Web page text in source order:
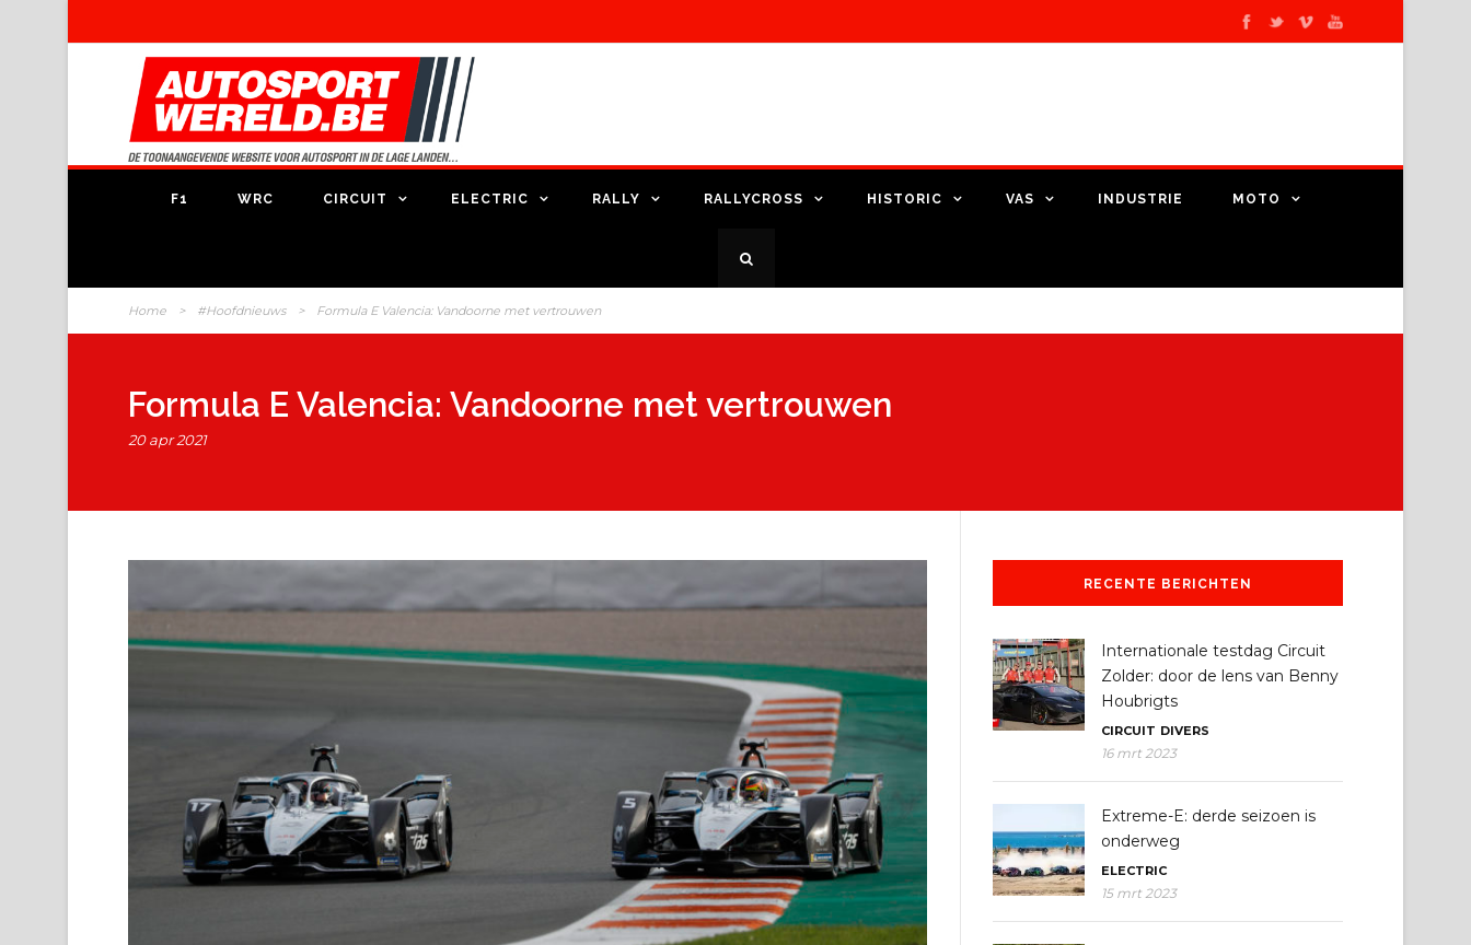
F1 WRC CIRCUIT ELECTRIC RALLY RALLYCROSS HISTORIC VAS INDUSTRIE MOTO
Home > #Hoofdnieuws > Formula E Valencia: Vandoorne met vertrouwen
Formula E Valencia: Vandoorne met vertrouwen
20 apr 2021
RECENTE BERICHTEN
Internationale testdag Circuit
Zolder: door de lens van Benny
Houbrigts
CIRCUIT DIVERS
16 mrt 2023
Extreme-E: derde seizoen is
onderweg
ELECTRIC
15 mrt 2023